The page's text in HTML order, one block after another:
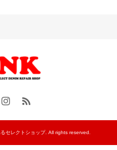
セレクトショップ. All rights reserved.